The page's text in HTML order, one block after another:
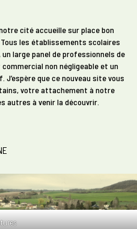
cité accueille sur place bon
les établissements scolaires
large panel de professionnels de
non négligeable et un
que ce nouveau site vous
votre attachement à notre
autres à venir la découvrir.